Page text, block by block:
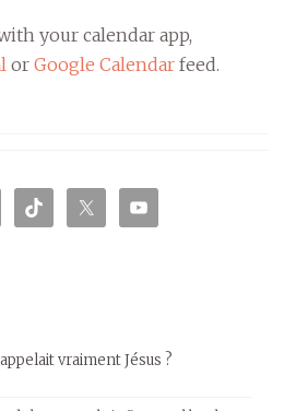
your calendar app,
or Google Calendar feed.
vraiment Jésus ?